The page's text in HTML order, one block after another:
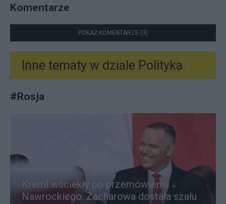
Komentarze
POKAŻ KOMENTARZE (3)
Inne tematy w dziale Polityka
#Rosja
Kreml wściekły po przemówieniu
Nawrockiego. Zacharowa dostała szału